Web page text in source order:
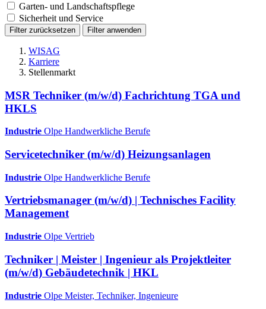
Garten- und Landschaftspflege
Sicherheit und Service
Filter zurücksetzen Filter anwenden
WISAG
Karriere
Stellenmarkt
MSR Techniker (m/w/d) Fachrichtung TGA und
HKLS
Industrie Olpe Handwerkliche Berufe
Servicetechniker (m/w/d) Heizungsanlagen
Industrie Olpe Handwerkliche Berufe
Vertriebsmanager (m/w/d) | Technisches Facility
Management
Industrie Olpe Vertrieb
Techniker | Meister | Ingenieur als Projektleiter
(m/w/d) Gebäudetechnik | HKL
Industrie Olpe Meister, Techniker, Ingenieure